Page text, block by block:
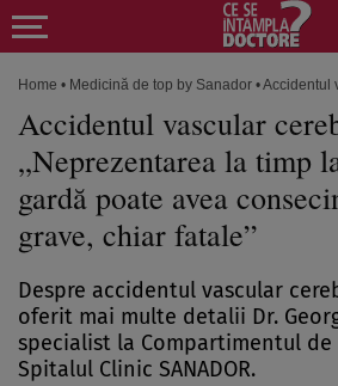
Home • Medicină de top by Sanador •Accidentul
Accidentul vascular
„Neprezentarea la timp
gardă poate avea
grave, chiar fatale”
Despre accidentul vascular
oferit mai multe detalii Dr.
specialist la Compartimentul de
Spitalul Clinic SANADOR.